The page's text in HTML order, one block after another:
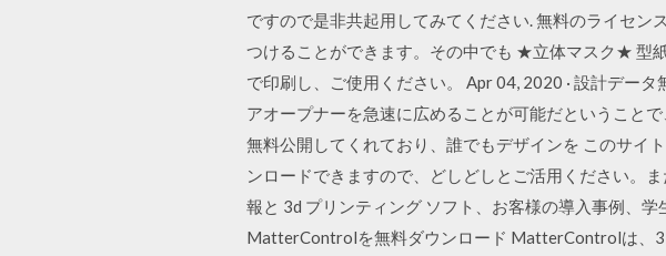
ですので是非共起用してみてください. 無料のライセ
つけることができます。その中でも ★立体マスク★ 型
で印刷し、ご使用ください。 Apr 04, 2020 · 設計デー
アオープナーを急速に広めることが可能だということ
無料公開してくれており、誰でもデザインを このサイ
ンロードできますので、どしどしとご活用ください。
報と 3d プリンティング ソフト、お客様の導入事例、
MatterControlを無料ダウンロード MatterControlは、